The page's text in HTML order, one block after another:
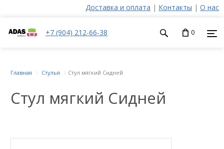
Доставка и оплата | Контакты | О нас
+7 (904) 212-66-38 0
Стул мягкий Сидней
Главная Стулья Стул мягкий Сидней